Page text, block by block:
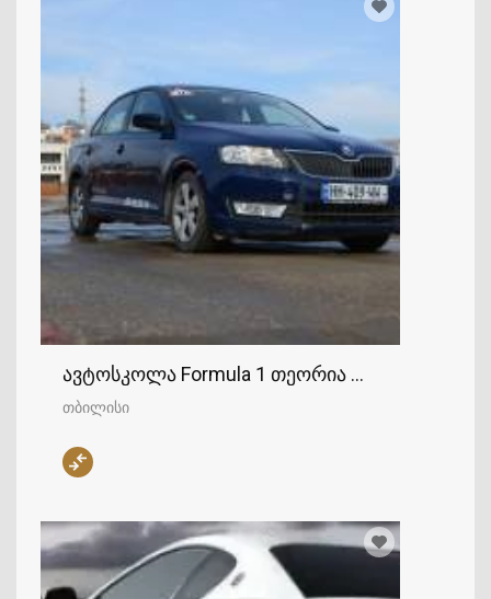
ავტოსკოლა Formula 1 თეორია და პრაქტიკა
თბილისი